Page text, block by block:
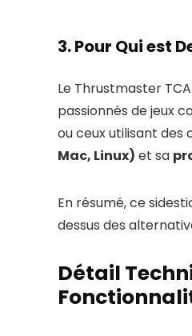
3. Pour Qui est
Le Thrustmaster
passionnés de jeux
ou ceux utilisant
Mac, Linux) et sa
En résumé, ce
dessus des
Détail